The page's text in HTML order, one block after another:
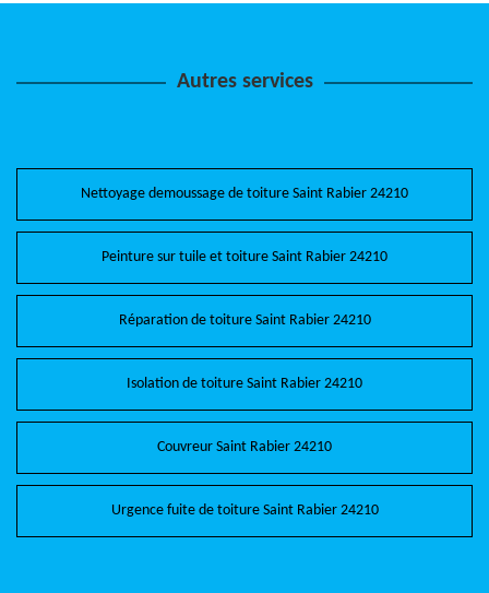
Autres services
Nettoyage demoussage de toiture Saint Rabier 24210
Peinture sur tuile et toiture Saint Rabier 24210
Réparation de toiture Saint Rabier 24210
Isolation de toiture Saint Rabier 24210
Couvreur Saint Rabier 24210
Urgence fuite de toiture Saint Rabier 24210